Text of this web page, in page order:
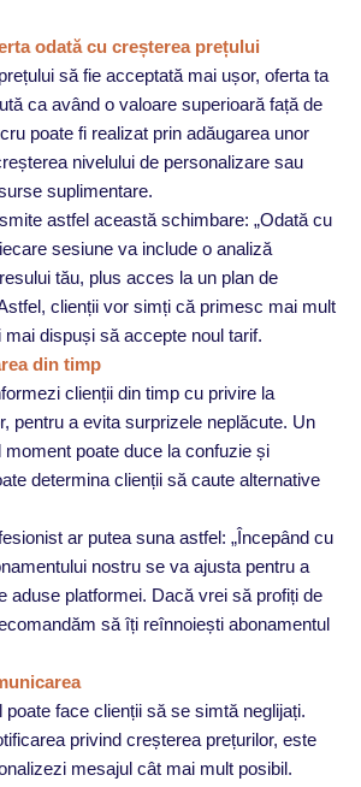
odată cu creșterea prețului
să fie acceptată mai ușor, oferta ta
ca având o valoare superioară față de
poate fi realizat prin adăugarea unor
nivelului de personalizare sau
suplimentare.
astfel această schimbare: „Odată cu
sesiune va include o analiză
tău, plus acces la un plan de
clienții vor simți că primesc mai mult
dispuși să accepte noul tarif.
din timp
clienții din timp cu privire la
pentru a evita surprizele neplăcute. Un
poate duce la confuzie și
determina clienții să caute alternative
ar putea suna astfel: „Începând cu
nostru se va ajusta pentru a
aduse platformei. Dacă vrei să profiți de
să îți reînnoiești abonamentul
poate face clienții să se simtă neglijați.
privind creșterea prețurilor, este
mesajul cât mai mult posibil.